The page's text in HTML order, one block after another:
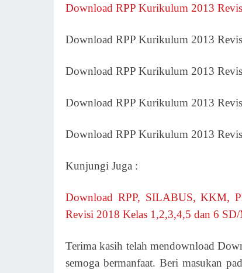
Download RPP Kurikulum 2013
Download RPP Kurikulum 2013
Download RPP Kurikulum 2013
Download RPP Kurikulum 2013
Download RPP Kurikulum 2013
Kunjungi Juga :
Download RPP, SILABUS, KKM,
Revisi 2018 Kelas 1,2,3,4,5 dan 6
Terima kasih telah mendownload
semoga bermanfaat. Beri masukan